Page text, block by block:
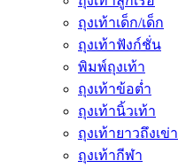
ถุงเท้าเด็ก/เด็ก
ถุงเท้าฟังก์ชั่น
พิมพ์ถุงเท้า
ถุงเท้าข้อต่ำ
ถุงเท้านิ้วเท้า
ถุงเท้ายาวถึงเข่า
ถุงเท้ากีฬา